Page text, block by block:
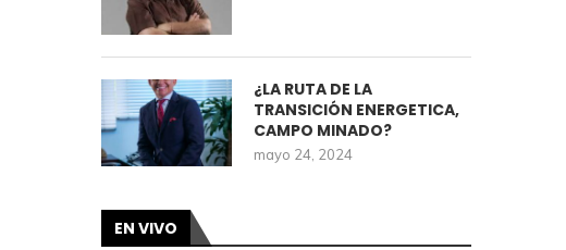
¿LA RUTA DE LA
TRANSICIÓN ENERGETICA,
CAMPO MINADO?
mayo 24, 2024
EN VIVO